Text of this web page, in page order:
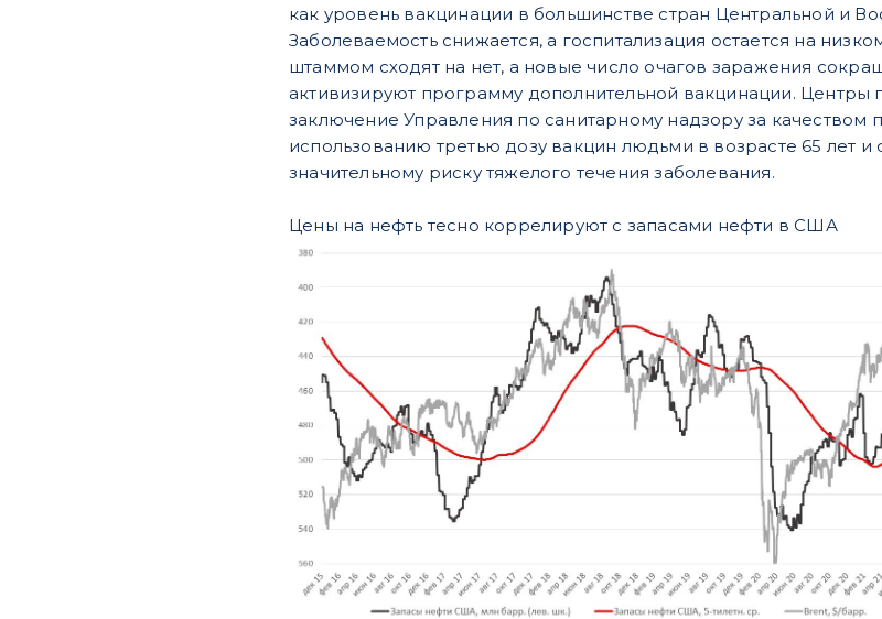
как уровень вакцинации в большинстве стран Центральной и
Заболеваемость снижается, а госпитализация остается на
штаммом сходят на нет, а новые число очагов заражения
активизируют программу дополнительной вакцинации.
заключение Управления по санитарному надзору за
использованию третью дозу вакцин людьми в возрасте 65 лет
значительному риску тяжелого течения заболевания.
Цены на нефть тесно коррелируют с запасами нефти в США